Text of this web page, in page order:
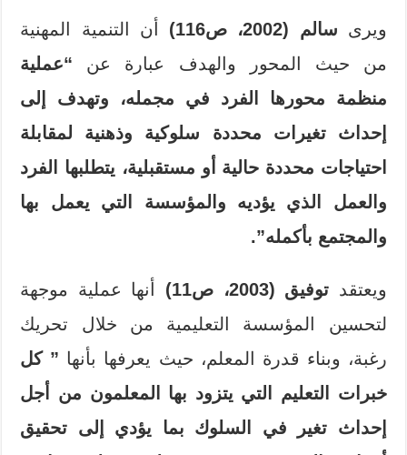
ويرى سالم (2002، ص116)
أن التنمية المهنية
من حيث المحور والهدف عبارة عن “عملية
منظمة محورها الفرد في مجمله، وتهدف إلى
إحداث تغيرات محددة سلوكية وذهنية لمقابلة
احتياجات محددة حالية أو مستقبلية، يتطلبها الفرد
والعمل الذي يؤديه والمؤسسة التي يعمل بها
والمجتمع بأكمله”.
ويعتقد توفيق (2003، ص11)
أنها عملية موجهة
لتحسين المؤسسة التعليمية من خلال تحريك
رغبة، وبناء قدرة المعلم، حيث يعرفها بأنها ” كل
خبرات التعليم التي يتزود بها المعلمون من أجل
إحداث تغير في السلوك بما يؤدي إلى تحقيق